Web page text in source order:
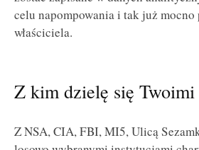
celu napompowania i tak już mocno
właściciela.
Z kim dzielę się Twoimi
Z NSA, CIA, FBI, MI5, Ulicą